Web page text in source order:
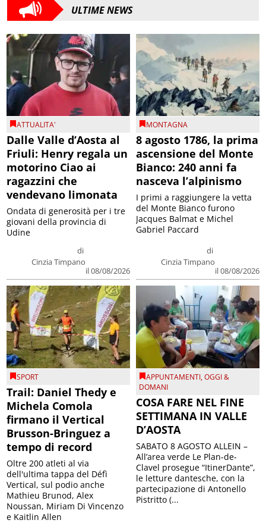
ULTIME NEWS
ATTUALITA'
Dalle Valle d’Aosta al
Friuli: Henry regala un
motorino Ciao ai
ragazzini che
vendevano limonata
di
Cinzia Timpano
il 08/08/2026
Ondata di generosità per i tre
giovani della provincia di
Udine
MONTAGNA
8 agosto 1786, la prima
ascensione del Monte
Bianco: 240 anni fa
nasceva l’alpinismo
di
Cinzia Timpano
il 08/08/2026
I primi a raggiungere la vetta
del Monte Bianco furono
Jacques Balmat e Michel
Gabriel Paccard
SPORT
Trail: Daniel Thedy e
Michela Comola
firmano il Vertical
Brusson-Bringuez a
tempo di record
Oltre 200 atleti al via
dell'ultima tappa del Défì
Vertical, sul podio anche
Mathieu Brunod, Alex
Noussan, Miriam Di Vincenzo
e Kaitlin Allen
APPUNTAMENTI,OGGI &
DOMANI
COSA FARE NEL FINE
SETTIMANA IN VALLE
D’AOSTA
SABATO 8 AGOSTO ALLEIN –
All’area verde Le Plan-de-
Clavel prosegue “ItinerDante”,
le letture dantesche, con la
partecipazione di Antonello
Pistritto (...